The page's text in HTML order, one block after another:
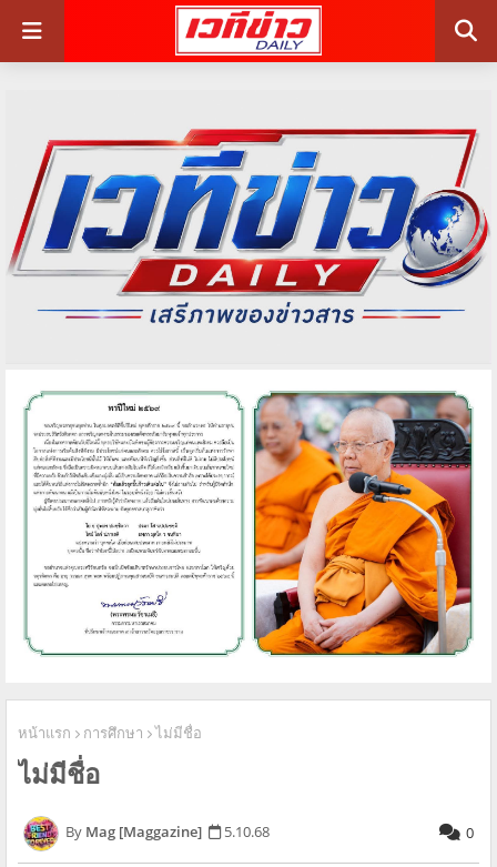
หน้าแรก การศึกษา ไม่มีชื่อ
ไม่มีชื่อ
Mag [Maggazine] 5.10.68 0